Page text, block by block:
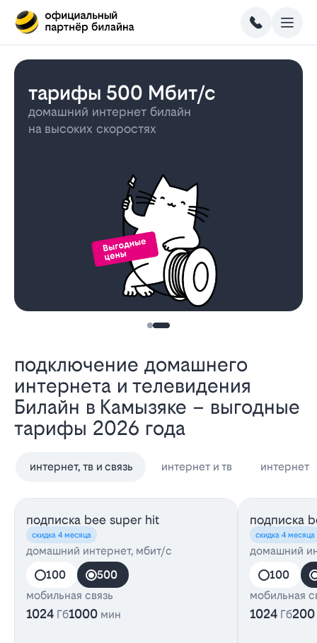
тарифы 500 Мбит/с
домашний интернет билайн
на высоких скоростях
Подключение домашнего
интернета и телевидения
Билайн в Камызяке – выгодные
тарифы 2026 года
интернет, тв и связь интернет и тв интернет
подписка bee super hit
скидка 4 месяца
домашний интернет, мбит/с
100
500
мобильная связь
1024 Гб1000 мин
подписка
скидка 4 месяца
домашний
100
мобильная
1024 Гб200